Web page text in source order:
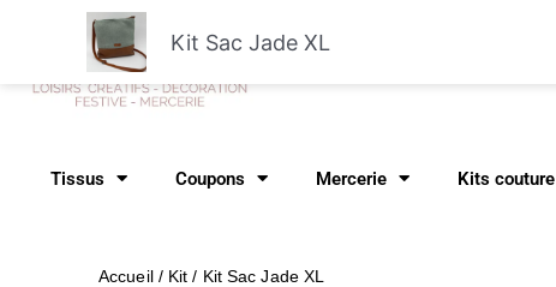
Tissus Coupons Mercerie Kits couture
Accueil/ Kit / Kit Sac Jade XL
Kit Sac Jade XL